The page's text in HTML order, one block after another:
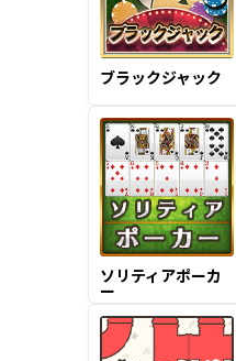
ブラックジャック
ソリティアポーカ
ー